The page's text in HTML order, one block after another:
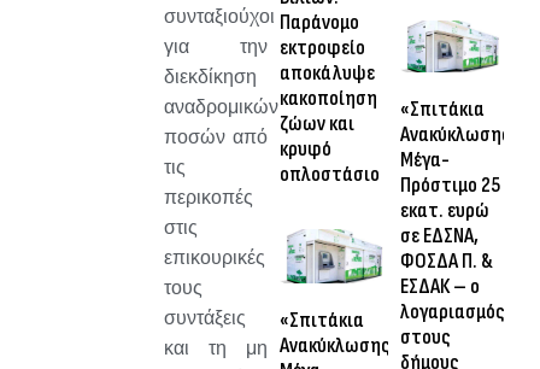
συνταξιούχοι
για την
διεκδίκηση
αναδρομικών
ποσών από
τις
περικοπές
στις
επικουρικές
τους
συντάξεις
και τη μη
Παράνομο
εκτροφείο
αποκάλυψε
κακοποίηση
ζώων και
κρυφό
οπλοστάσιο
«Σπιτάκια
Ανακύκλωσης»:
«Σπιτάκια
Ανακύκλωσης»:
Μέγα-
Πρόστιμο 25
εκατ. ευρώ
σε ΕΔΣΝΑ,
ΦΟΣΔΑ Π. &
ΕΣΔΑΚ – ο
λογαριασμός
στους
δήμους